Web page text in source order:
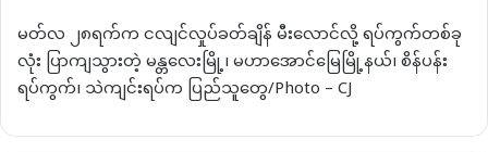
မတ်လ ၂၈ရက်က ငလျင်လှုပ်ခတ်ချိန် မီးလောင်လို့ ရပ်ကွက်တစ်ခု
လုံး ပြာကျသွားတဲ့ မန္တလေးမြို့၊ မဟာအောင်မြေမြို့နယ်၊ စိန်ပန်း
ရပ်ကွက်၊ သဲကျင်းရပ်က ပြည်သူတွေ/Photo – CJ